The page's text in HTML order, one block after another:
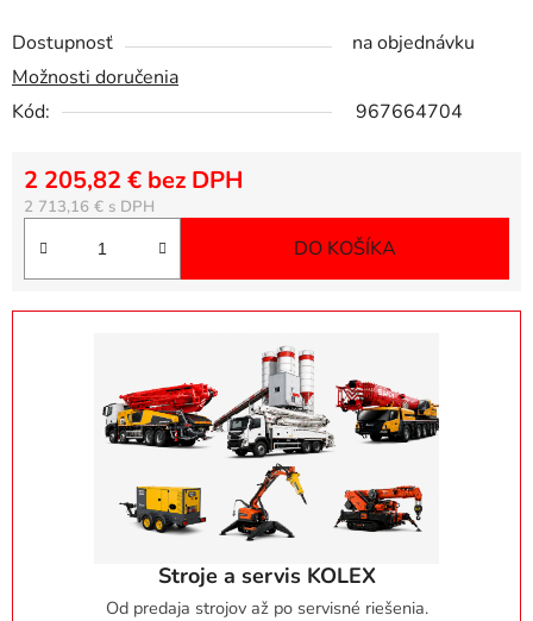
Dostupnosť
na objednávku
Možnosti doručenia
Kód:
967664704
2 713,16 €
2 205,82 € bez DPH
DO KOŠÍKA
Stroje a servis KOLEX
Od predaja strojov až po servisné riešenia.